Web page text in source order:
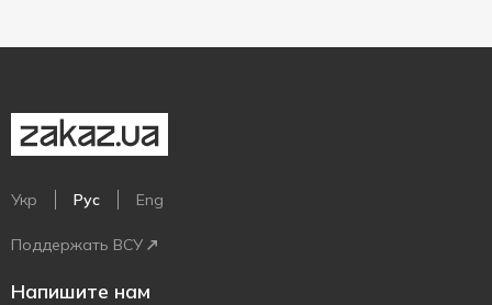
Укр Рус Eng
Поддержать ВСУ
Напишите нам